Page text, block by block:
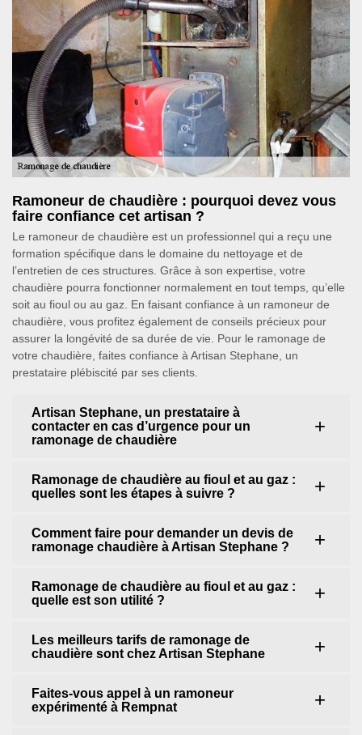
Ramoneur de chaudière : pourquoi devez vous
faire confiance cet artisan ?
Le ramoneur de chaudière est un professionnel qui a reçu une
formation spécifique dans le domaine du nettoyage et de
l’entretien de ces structures. Grâce à son expertise, votre
chaudière pourra fonctionner normalement en tout temps, qu’elle
soit au fioul ou au gaz. En faisant confiance à un ramoneur de
chaudière, vous profitez également de conseils précieux pour
assurer la longévité de sa durée de vie. Pour le ramonage de
votre chaudière, faites confiance à Artisan Stephane, un
prestataire plébiscité par ses clients.
Artisan Stephane, un prestataire à
contacter en cas d’urgence pour un
ramonage de chaudière
Ramonage de chaudière au fioul et au gaz :
quelles sont les étapes à suivre ?
Comment faire pour demander un devis de
ramonage chaudière à Artisan Stephane ?
Ramonage de chaudière au fioul et au gaz :
quelle est son utilité ?
Les meilleurs tarifs de ramonage de
chaudière sont chez Artisan Stephane
Faites-vous appel à un ramoneur
expérimenté à Rempnat